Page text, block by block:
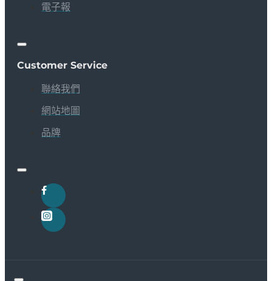
電子報
Customer Service
聯絡我們
網站地圖
品牌